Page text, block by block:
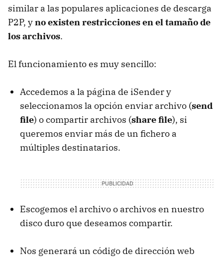
similar a las populares aplicaciones de descarga
P2P, yno existen restricciones en el tamaño de
los archivos.
El funcionamiento es muy sencillo:
Accedemos a la página de iSender y
seleccionamos la opción enviar archivo (send
file) o compartir archivos (share file), si
queremos enviar más de un fichero a
múltiples destinatarios.
Escogemos el archivo o archivos en nuestro
disco duro que deseamos compartir.
Nos generará un código de dirección web